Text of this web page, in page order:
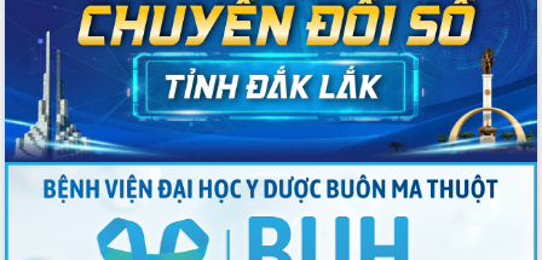
Bầu cử Quốc hội và HĐND: Cử tri Đắk
Lắk gửi gắm niềm tin, kỳ vọng vào lá
phiếu
Đắk Lắk sẵn sàng các điều kiện cho
Ngày hội bầu cử đại biểu Quốc hội
khóa XVI và HĐND các cấp nhiệm kỳ
2026-2031
Đảm bảo cuộc bầu cử đại biểu Quốc
hội và đại biểu HĐND các cấp diễn ra
an toàn, hiệu quả, đúng quy định